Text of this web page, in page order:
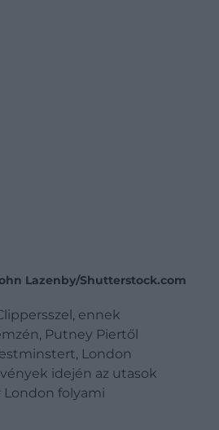
Lazenby/Shutterstock.com
ennek
Putney Piertől
London
idején az utasok
London folyami